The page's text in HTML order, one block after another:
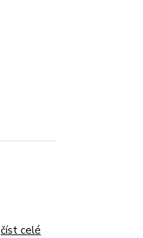
číst celé